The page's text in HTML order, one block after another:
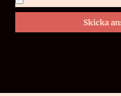
Skicka